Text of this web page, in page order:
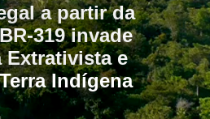
a partir da
319 invade
Extrativista e
Indígena